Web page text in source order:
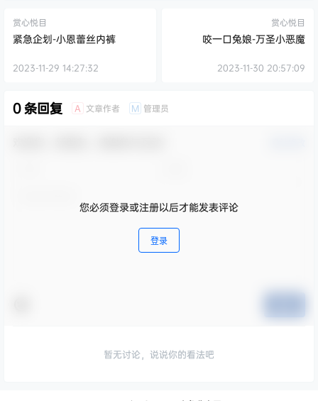
赏心悦目
紧急企划-小恩蕾丝内裤
2023-11-29 14:27:32
赏心悦目
咬一口兔娘-万圣小恶魔
2023-11-30 20:57:09
0 条回复 A 文章作者 M 管理员
您必须登录或注册以后才能发表评论
登录
暂无讨论，说说你的看法吧